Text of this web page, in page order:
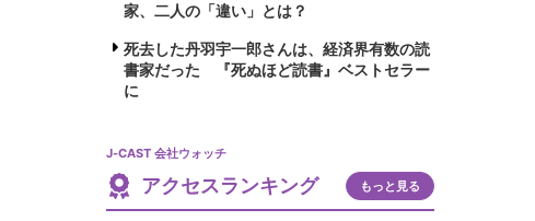
家、二人の「違い」とは？
死去した丹羽宇一郎さんは、経済界有数の読
書家だった 『死ぬほど読書』ベストセラー
に
J-CAST 会社ウォッチ
アクセスランキング もっと見る